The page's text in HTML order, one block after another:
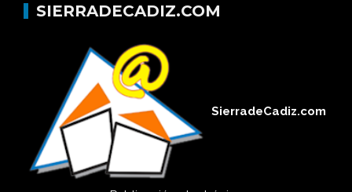
SIERRADECADIZ.COM
SierradeCadiz.com